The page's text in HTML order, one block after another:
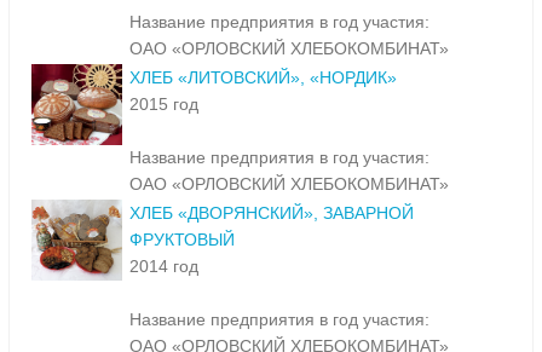
Название предприятия в год участия:
ОАО «ОРЛОВСКИЙ ХЛЕБОКОМБИНАТ»
ХЛЕБ «ЛИТОВСКИЙ», «НОРДИК»
2015 год
Название предприятия в год участия:
ОАО «ОРЛОВСКИЙ ХЛЕБОКОМБИНАТ»
ХЛЕБ «ДВОРЯНСКИЙ», ЗАВАРНОЙ
ФРУКТОВЫЙ
2014 год
Название предприятия в год участия:
ОАО «ОРЛОВСКИЙ ХЛЕБОКОМБИНАТ»